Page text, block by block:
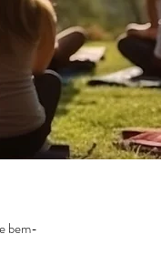
bem-